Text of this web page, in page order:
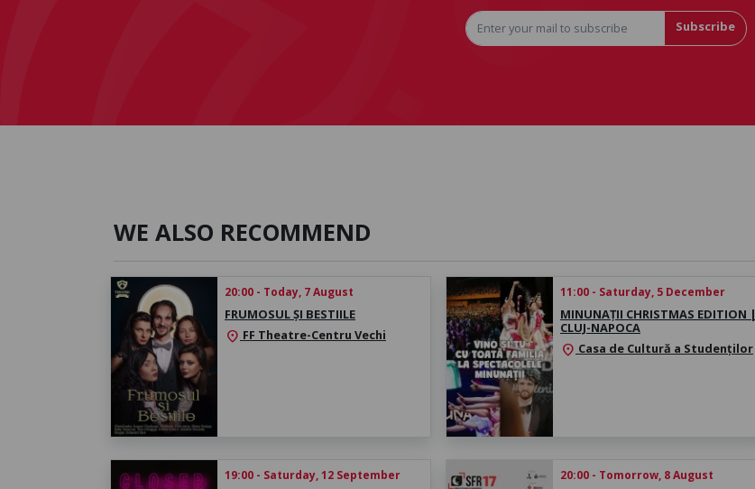
Subscribe
WE ALSO RECOMMEND
20:00 - Today, 7 August
FRUMOSUL ȘI BESTIILE
location_on FF Theatre-Centru Vechi
11:00 - Saturday, 5 December
MINUNAȚII CHRISTMAS EDITION |
CLUJ-NAPOCA
location_on Casa de Cultură a Studenților
19:00 - Saturday, 12 September 20:00 - Tomorrow, 8 August